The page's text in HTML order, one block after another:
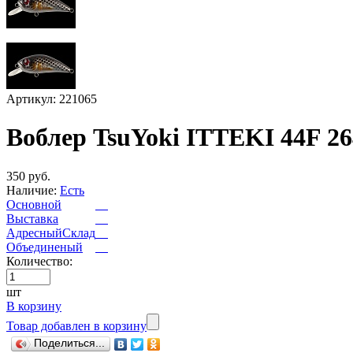
Артикул: 221065
Воблер TsuYoki ITTEKI 44F
350 руб.
Наличие: Есть
Основной
Выставка
АдресныйСклад
Объединеный
Количество:
шт
В корзину
Товар добавлен в корзину
Поделиться...